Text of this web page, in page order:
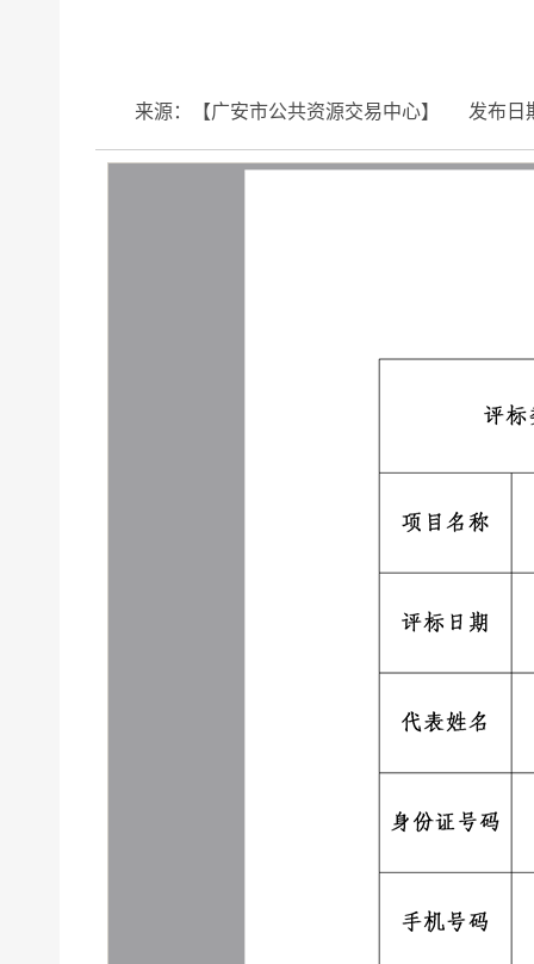
来源：【广安市公共资源交易中心】 发布日